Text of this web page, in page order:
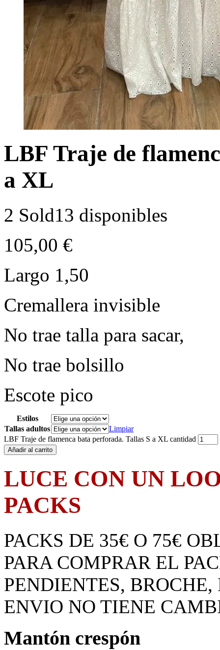
LBF Traje de
a XL
2 Sold13 disponibles
105,00 €
Largo 1,50
Cremallera invisible
No trae talla para sacar,
No trae bolsillo
Escote pico
Estilos
Tallas adultos
Limpiar
LBF Traje de flamenca bata perforada. Tallas S a XL cantidad
Añadir al carrito
LUCE CON UN
PACKS
PACKS DE 35€ O 75€
PARA COMPRAR EL
PENDIENTES,
ENVIO NO TIENE
Mantón crespón